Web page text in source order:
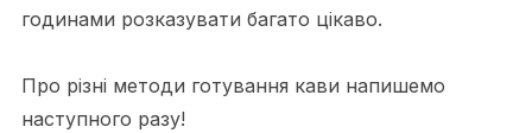
годинами розказувати багато цікаво.
Про різні методи готування кави напишемо
наступного разу!